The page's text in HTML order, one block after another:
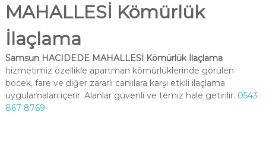
MAHALLESİ Kömürlük
İlaçlama
Samsun HACIDEDE MAHALLESİ Kömürlük İlaçlama
hizmetimiz özellikle apartman kömürlüklerinde görülen
böcek, fare ve diğer zararlı canlılara karşı etkili ilaçlama
uygulamaları içerir. Alanlar güvenli ve temiz hale getirilir. 0543
867 8769